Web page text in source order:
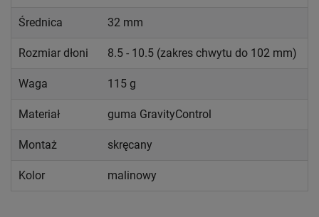
Średnica 32 mm
Rozmiar dłoni 8.5 - 10.5 (zakres chwytu do 102 mm)
Waga 115 g
Materiał guma GravityControl
Montaż skręcany
Kolor malinowy